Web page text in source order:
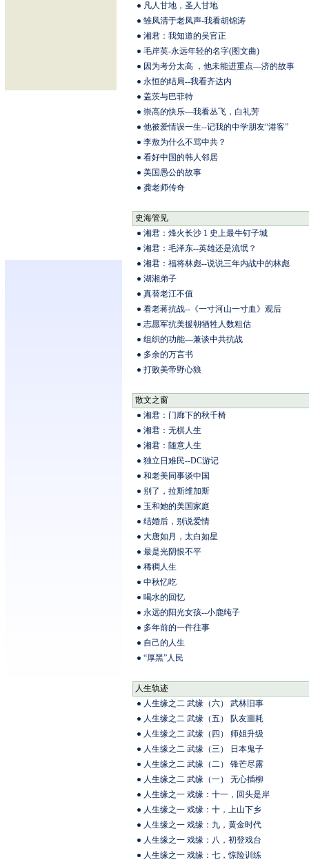
凡人甘地，圣人甘地
雏凤清于老凤声-我看胡锦涛
湘君：我知道的吴官正
毛岸英-永远年轻的名字(图文曲)
因为考分太高 ，他未能进重点—济的故事
永恒的结局--我看齐达内
盖茨与巴菲特
崇高的快乐—我看丛飞，白礼芳
他被爱情误一生--记我的中学朋友“港客”
李敖为什么不骂中共？
看好中国的韩人邻居
美国愚公的故事
龚老师传奇
史海管见
湘君：烽火长沙 1 史上最牛钉子城
湘君：毛泽东--英雄还是流氓？
湘君：福将林彪--说说三年内战中的林彪
湖湘弟子
真替老江不值
看老蒋抗战--《一寸河山一寸血》观后
志愿军抗美援朝牺牲人数粗估
组织的功能—兼谈中共抗战
多余的万言书
打败美帝野心狼
散文之窗
湘君：门廊下的秋千椅
湘君：无棋人生
湘君：随意人生
独立日难民--DC游记
和老美同事谈中国
别了，拉斯维加斯
玉和她的美国家庭
结婚后，别说爱情
大唐如月，太白如星
最是光阴恨不平
稀稠人生
中秋忆吃
喝水的回忆
永远的阳光女孩--小鹿纯子
多年前的一件往事
自己的人生
“厚黑”人民
人生轨迹
人生缘之二 武缘（六） 武林旧事
人生缘之二 武缘（五） 队友噩耗
人生缘之二 武缘（四） 师姐升级
人生缘之二 武缘（三） 日本鬼子
人生缘之二 武缘（二） 锋芒尽露
人生缘之二 武缘（一） 无心插柳
人生缘之一 戏缘：十一，回头是岸
人生缘之一 戏缘：十，上山下乡
人生缘之一 戏缘：九，黄金时代
人生缘之一 戏缘：八，初登戏台
人生缘之一 戏缘：七，惊险训练